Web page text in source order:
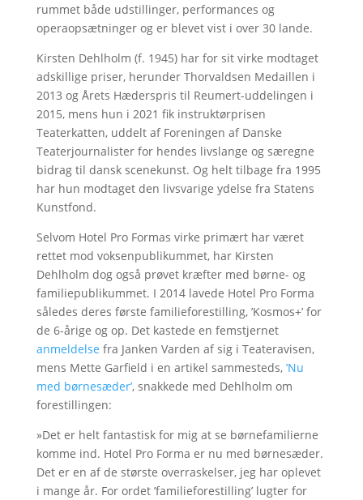
rummet både udstillinger, performances og
operaopsætninger og er blevet vist i over 30 lande.
Kirsten Dehlholm (f. 1945) har for sit virke modtaget
adskillige priser, herunder Thorvaldsen Medaillen i
2013 og Årets Hæderspris til Reumert-uddelingen i
2015, mens hun i 2021 fik instruktørprisen
Teaterkatten, uddelt af Foreningen af Danske
Teaterjournalister for hendes livslange og særegne
bidrag til dansk scenekunst. Og helt tilbage fra 1995
har hun modtaget den livsvarige ydelse fra Statens
Kunstfond.
Selvom Hotel Pro Formas virke primært har været
rettet mod voksenpublikummet, har Kirsten
Dehlholm dog også prøvet kræfter med børne- og
familiepublikummet. I 2014 lavede Hotel Pro Forma
således deres første familieforestilling, ’Kosmos+’ for
de 6-årige og op. Det kastede en femstjernet
anmeldelse fra Janken Varden af sig i Teateravisen,
mens Mette Garfield i en artikel sammesteds, ’Nu
med børnesæder’, snakkede med Dehlholm om
forestillingen:
»Det er helt fantastisk for mig at se børnefamilierne
komme ind. Hotel Pro Forma er nu med børnesæder.
Det er en af de største overraskelser, jeg har oplevet
i mange år. For ordet ’familieforestilling’ lugter for